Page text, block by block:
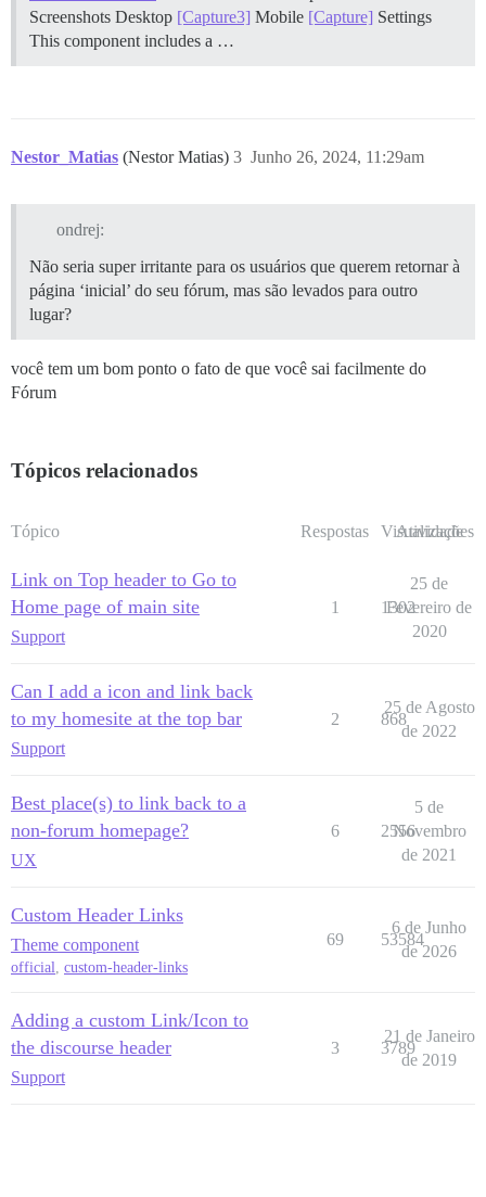
Screenshots Desktop [Capture3] Mobile [Capture] Settings
This component includes a …
Nestor_Matias (Nestor Matias) Junho 26, 2024, 11:29am
3
ondrej:
Não seria super irritante para os usuários que querem retornar à
página ‘inicial’ do seu fórum, mas são levados para outro
lugar?
você tem um bom ponto o fato de que você sai facilmente do
Fórum
Tópicos relacionados
Tópico Respostas Visualizações
Atividade
Link on Top header to Go to
Home page of main site
Support
1 1302
25 de
Fevereiro de
2020
Can I add a icon and link back
to my homesite at the top bar
Support
2 868
25 de Agosto
de 2022
Best place(s) to link back to a
non-forum homepage?
UX
6 2556
5 de
Novembro
de 2021
Custom Header Links
Theme component
official, custom-header-links
69 53584
6 de Junho
de 2026
Adding a custom Link/Icon to
the discourse header
Support
3 3789
21 de Janeiro
de 2019